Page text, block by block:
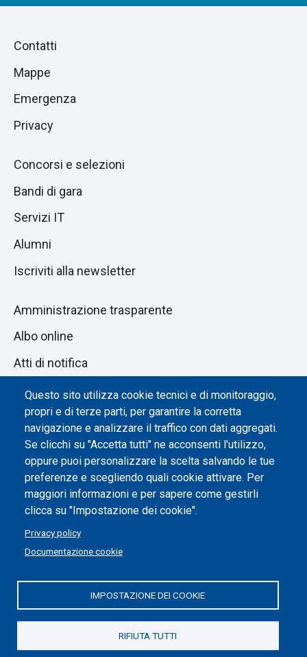
Questo sito utilizza cookie tecnici e di monitoraggio,
propri e di terze parti, per garantire la corretta
navigazione e analizzare il traffico con dati aggregati.
Se clicchi su "Accetta tutti" ne acconsenti l'utilizzo,
oppure puoi personalizzare la scelta salvando le tue
preferenze e scegliendo quali cookie attivare. Per
maggiori informazioni e per sapere come gestirli
clicca su "Impostazione dei cookie".
Privacy policy
Documentazione cookie
IMPOSTAZIONE DEI COOKIE
RIFIUTA TUTTI
Salta
sezione
Piè
di
pagina
Contatti
Mappe
Emergenza
Privacy
Concorsi e selezioni
Bandi di gara
Servizi IT
Alumni
Iscriviti alla newsletter
Amministrazione trasparente
Albo online
Atti di notifica
Dichiarazione di accessibilità
Impostazione dei cookie
Politecnico di Torino | Corso Duca degli Abruzzi, 24 | 10129
Torino, ITALIA | P.IVA/C.F. 00518460019 | PEC